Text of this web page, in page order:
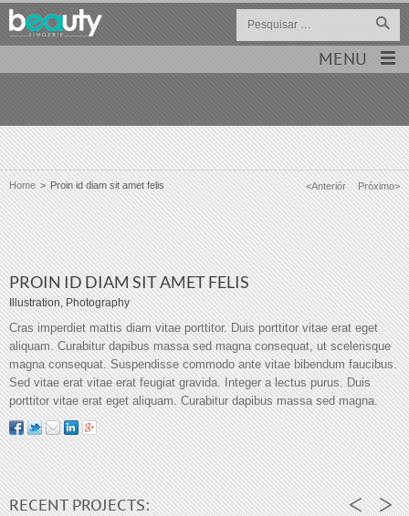
MENU
Home > Proin id diam sit amet felis <Anteriór Próximo>
PROIN ID DIAM SIT AMET FELIS
Illustration, Photography
Cras imperdiet mattis diam vitae porttitor. Duis porttitor vitae erat eget
aliquam. Curabitur dapibus massa sed magna consequat, ut scelerisque
magna consequat. Suspendisse commodo ante vitae bibendum faucibus.
Sed vitae erat vitae erat feugiat gravida. Integer a lectus purus. Duis
porttitor vitae erat eget aliquam. Curabitur dapibus massa sed magna.
RECENT PROJECTS: